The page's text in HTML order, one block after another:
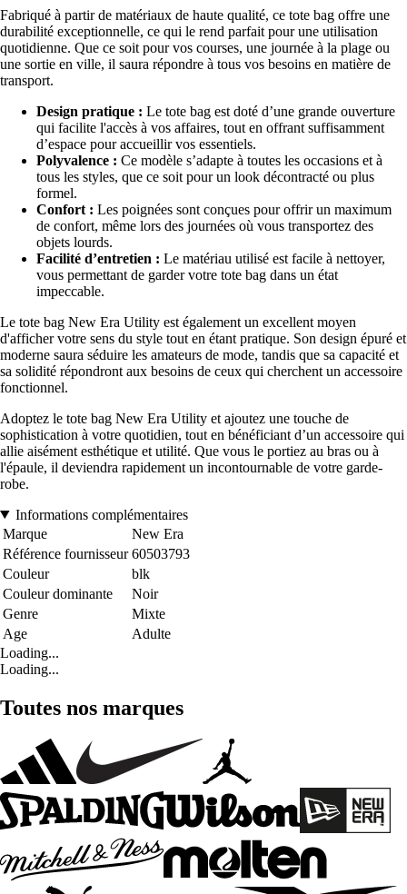
Fabriqué à partir de matériaux de haute qualité, ce tote bag offre une
durabilité exceptionnelle, ce qui le rend parfait pour une utilisation
quotidienne. Que ce soit pour vos courses, une journée à la plage ou
une sortie en ville, il saura répondre à tous vos besoins en matière de
transport.
Design pratique : Le tote bag est doté d’une grande ouverture
qui facilite l'accès à vos affaires, tout en offrant suffisamment
d’espace pour accueillir vos essentiels.
Polyvalence : Ce modèle s’adapte à toutes les occasions et à
tous les styles, que ce soit pour un look décontracté ou plus
formel.
Confort : Les poignées sont conçues pour offrir un maximum
de confort, même lors des journées où vous transportez des
objets lourds.
Facilité d’entretien : Le matériau utilisé est facile à nettoyer,
vous permettant de garder votre tote bag dans un état
impeccable.
Le tote bag New Era Utility est également un excellent moyen
d'afficher votre sens du style tout en étant pratique. Son design épuré et
moderne saura séduire les amateurs de mode, tandis que sa capacité et
sa solidité répondront aux besoins de ceux qui cherchent un accessoire
fonctionnel.
Adoptez le tote bag New Era Utility et ajoutez une touche de
sophistication à votre quotidien, tout en bénéficiant d’un accessoire qui
allie aisément esthétique et utilité. Que vous le portiez au bras ou à
l'épaule, il deviendra rapidement un incontournable de votre garde-
robe.
Informations complémentaires
Marque
New Era
Référence fournisseur 60503793
Couleur
blk
Couleur dominante
Noir
Genre
Mixte
Age
Adulte
Loading...
Loading...
Toutes nos marques